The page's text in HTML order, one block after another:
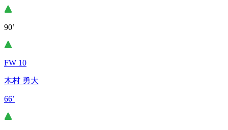
90’
FW 10
木村 勇大
66’